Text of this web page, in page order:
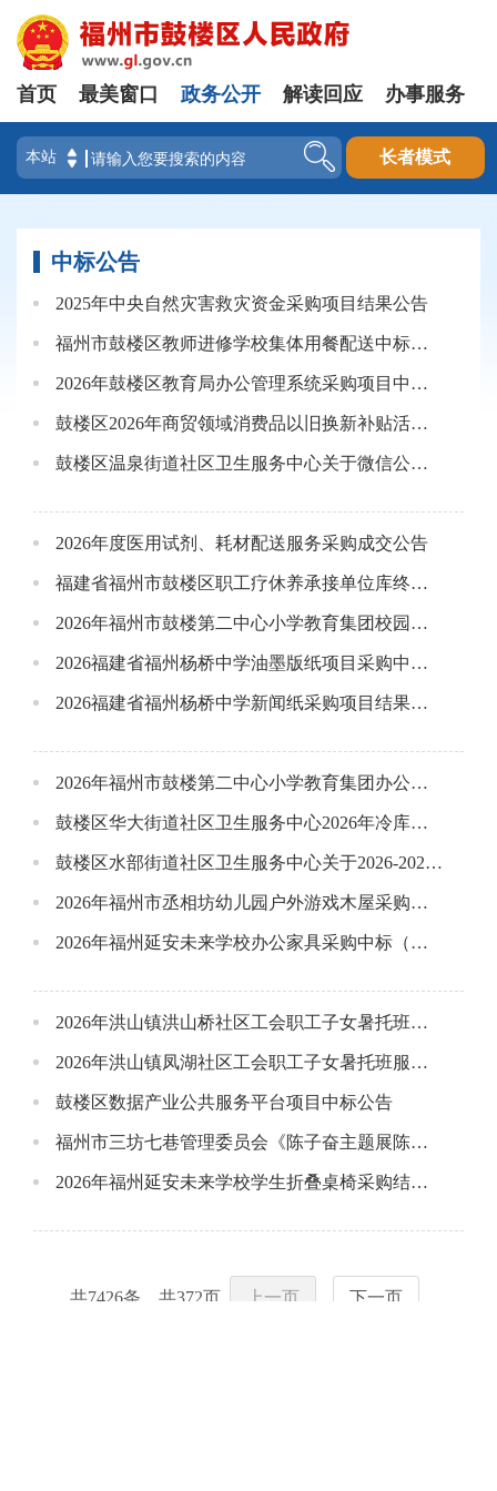
登录
首页 最美窗口 政务公开 解读回应 办事服务
长者模式
中标公告
2025年中央自然灾害救灾资金采购项目结果公告
福州市鼓楼区教师进修学校集体用餐配送中标结果公告
2026年鼓楼区教育局办公管理系统采购项目中标（成交）结果公告
鼓楼区2026年商贸领域消费品以旧换新补贴活动核查项目（三次）成交公告
鼓楼区温泉街道社区卫生服务中心关于微信公众号运营维护服务采购的结果公告
2026年度医用试剂、耗材配送服务采购成交公告
福建省福州市鼓楼区职工疗休养承接单位库终止公告
2026年福州市鼓楼第二中心小学教育集团校园活动宣传服务采购项目中标（成交）结果公告
2026福建省福州杨桥中学油墨版纸项目采购中标（成交）结果公告
2026福建省福州杨桥中学新闻纸采购项目结果公告
2026年福州市鼓楼第二中心小学教育集团办公用品采购中标（成交）结果公告
鼓楼区华大街道社区卫生服务中心2026年冷库不间断备用电源维修服务采购项目结果公示
鼓楼区水部街道社区卫生服务中心关于2026-2027年宣传制作及印刷服务采购（二次）结果公告
2026年福州市丞相坊幼儿园户外游戏木屋采购项目结果更正公告
2026年福州延安未来学校办公家具采购中标（成交）结果公告
2026年洪山镇洪山桥社区工会职工子女暑托班服务采购项目成交公告
2026年洪山镇凤湖社区工会职工子女暑托班服务采购项目成交公告
鼓楼区数据产业公共服务平台项目中标公告
福州市三坊七巷管理委员会《陈子奋主题展陈》布展项目结果公告
2026年福州延安未来学校学生折叠桌椅采购结果公告
共7426条，共372页 上一页 下一页